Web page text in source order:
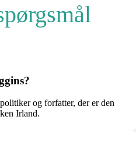
og forfatter, der er den
Irland.